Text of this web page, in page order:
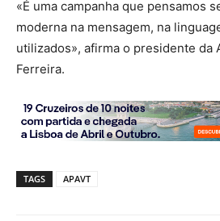
«É uma campanha que pensamos
moderna na mensagem, na
utilizados», afirma o presidente da
Ferreira.
TAGS APAVT